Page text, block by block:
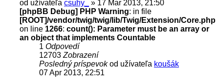
od užívateľa csuhy_
» 17 Mar 2013, 21:50
[phpBB Debug] PHP Warning: in file
[ROOT]/vendor/twig/twig/lib/Twig/Extension/Core.php
on line 1266: count(): Parameter must be an array or
an object that implements Countable
1 Odpovedí
12703 Zobrazení
Posledný príspevokod užívateľa koušák
07 Apr 2013, 22:51